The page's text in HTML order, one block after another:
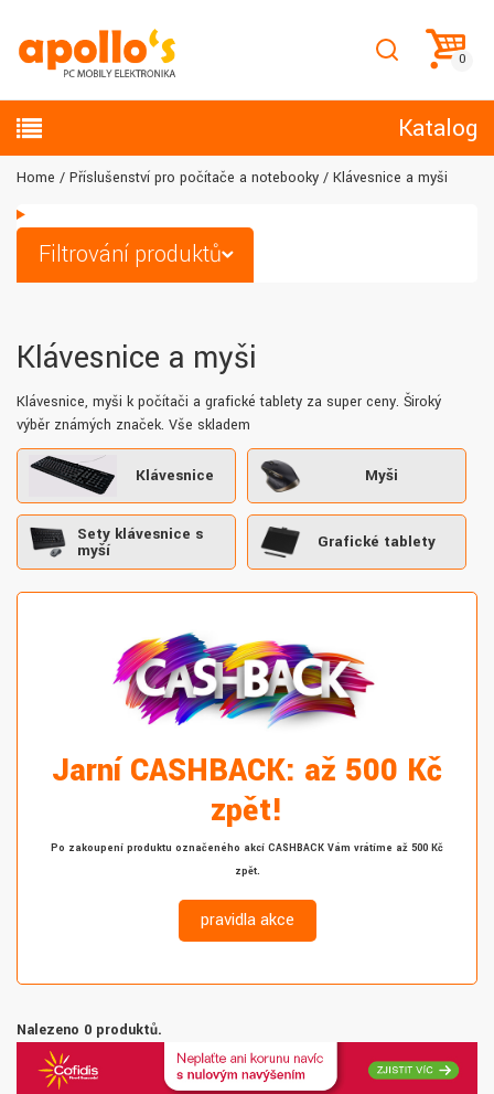
Katalog
Home Příslušenství pro počítače a notebooky Klávesnice a myši
Filtrování produktů
Klávesnice a myši
Klávesnice, myši k počítači a grafické tablety za super ceny. Široký
výběr známých značek. Vše skladem
Klávesnice Myši
Sety klávesnice s
myší Grafické tablety
Jarní CASHBACK: až 500 Kč
zpět!
Po zakoupení produktu označeného akcí CASHBACK Vám vrátíme až 500 Kč
zpět.
pravidla akce
Nalezeno 0 produktů.